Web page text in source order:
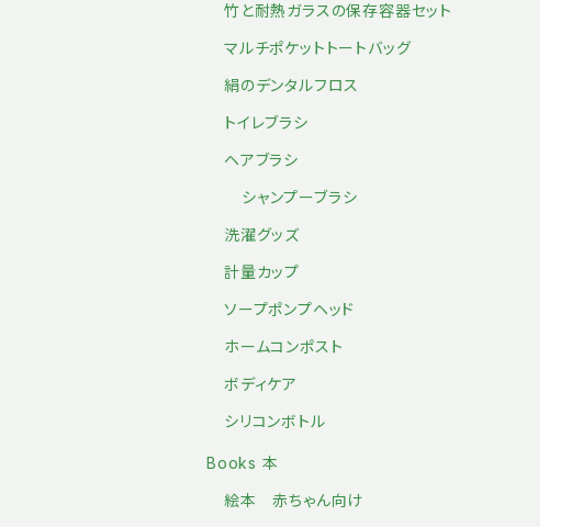
竹と耐熱ガラスの保存容器セット
マルチポケットトートバッグ
絹のデンタルフロス
トイレブラシ
ヘアブラシ
シャンプーブラシ
洗濯グッズ
計量カップ
ソープポンプヘッド
ホームコンポスト
ボディケア
シリコンボトル
Books 本
絵本 赤ちゃん向け